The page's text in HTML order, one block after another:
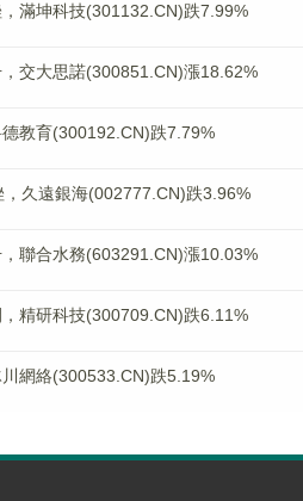
，滿坤科技(301132.CN)跌7.99%
，交大思諾(300851.CN)漲18.62%
德教育(300192.CN)跌7.79%
，久遠銀海(002777.CN)跌3.96%
，聯合水務(603291.CN)漲10.03%
，精研科技(300709.CN)跌6.11%
川網絡(300533.CN)跌5.19%